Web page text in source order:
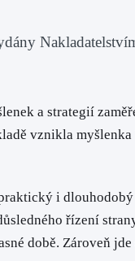
a strategií
vznikla
i
řízení
době. Zároveň